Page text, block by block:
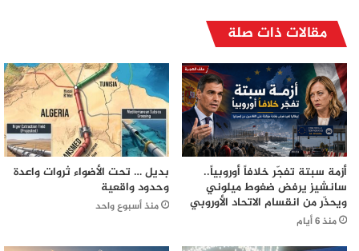
مقالات ذات صلة
أزمة سبتة تفجّر خلافاً أوروبياً..
سانشيز يرفض ضغوط ميلوني
ويحذّر من انقسام الاتحاد الأوروبي
منذ 6 أيام
بديل … تحت الأضواء ثروات واعدة
وحدود واقعية
منذ أسبوع واحد